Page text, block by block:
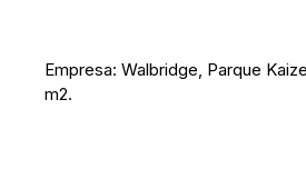
Empresa: Walbridge, Parque
m2.